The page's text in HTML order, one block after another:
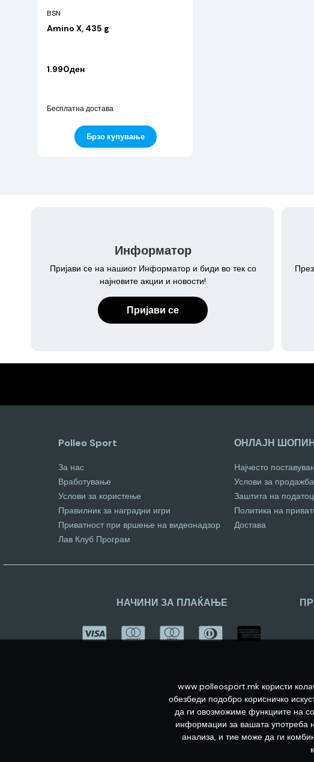
BSN
Amino X, 435 g
1.990ден
Бесплатна достава
Брзо купување
Информатор
Пријави се на нашиот Информатор и биди во тек со
најновите акции и новости!
Пријави се
Polleo Sport
За нас
Вработување
Услови за користење
Правилник за наградни игри
Приватност при вршење на видеонадзор
Лав Клуб Програм
ОНЛАЈН
Најчесто
Услови за продажба
Заштита на
Политика на
Достава
НАЧИНИ ЗА ПЛАЌАЊЕ
www.polleosport.mk користи
обезбеди подобро корисничко
да ги овозможиме функциите на
информации за вашата употреба
анализа, и тие може да ги